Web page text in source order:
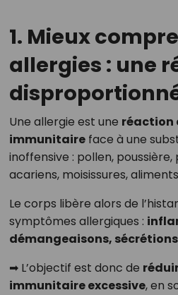
1. Mieux
allergies : une
Une allergie est une réaction
immunitaireface à une
inoffensive : pollen, poussière,
acariens, moisissures,
Le corps libère alors de
symptômes allergiques :
démangeaisons,
➡ L’objectif est donc de
immunitaire excessive, en